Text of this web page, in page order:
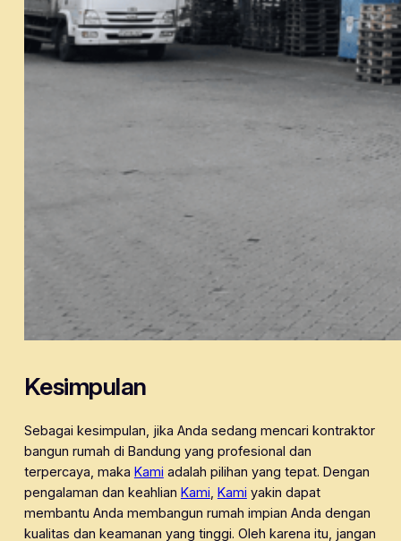
Kesimpulan
Sebagai kesimpulan, jika Anda sedang mencari kontraktor
bangun rumah di Bandung yang profesional dan
terpercaya, maka Kami adalah pilihan yang tepat. Dengan
pengalaman dan keahlian Kami Kami yakin dapat
membantu Anda membangun rumah impian Anda dengan
kualitas dan keamanan yang tinggi. Oleh karena itu, jangan